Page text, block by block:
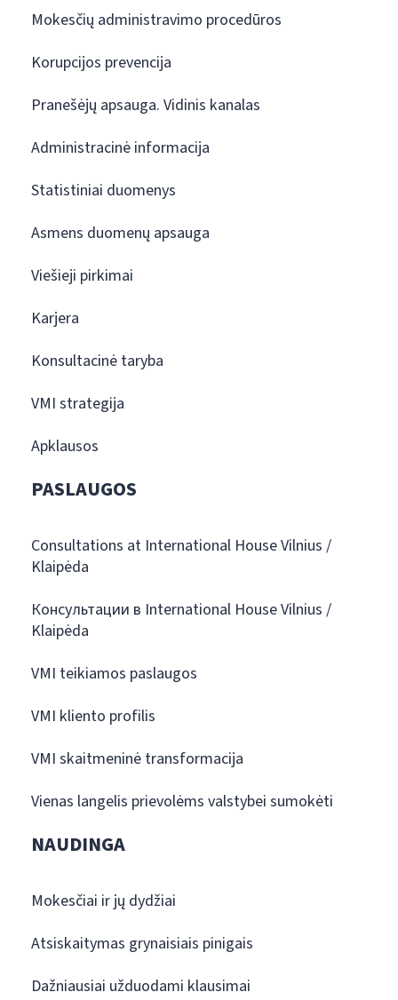
Mokesčių administravimo procedūros
Korupcijos prevencija
Pranešėjų apsauga. Vidinis kanalas
Administracinė informacija
Statistiniai duomenys
Asmens duomenų apsauga
Viešieji pirkimai
Karjera
Konsultacinė taryba
VMI strategija
Apklausos
PASLAUGOS
Consultations at International House Vilnius /
Klaipėda
Консультации в International House Vilnius /
Klaipėda
VMI teikiamos paslaugos
VMI kliento profilis
VMI skaitmeninė transformacija
Vienas langelis prievolėms valstybei sumokėti
NAUDINGA
Mokesčiai ir jų dydžiai
Atsiskaitymas grynaisiais pinigais
Dažniausiai užduodami klausimai